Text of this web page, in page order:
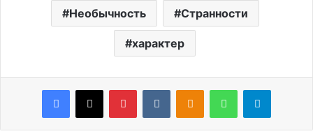
Необычность Странности
характер